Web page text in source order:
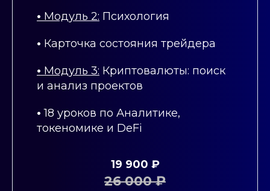
• Модуль 2: Психология
• Карточка состояния трейдера
• Модуль 3: Криптовалюты: поиск
и анализ проектов
•18 уроков по Аналитике,
токеномике и DeFi
19 900 ₽
26 000 ₽